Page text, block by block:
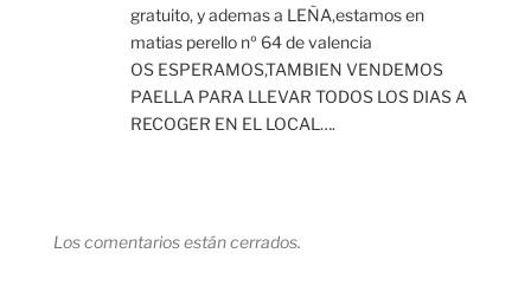
gratuito, y ademas a LEÑA,estamos en
matias perello nº 64 de valencia
OS ESPERAMOS,TAMBIEN VENDEMOS
PAELLA PARA LLEVAR TODOS LOS DIAS A
RECOGER EN EL LOCAL….
Los comentarios están cerrados.